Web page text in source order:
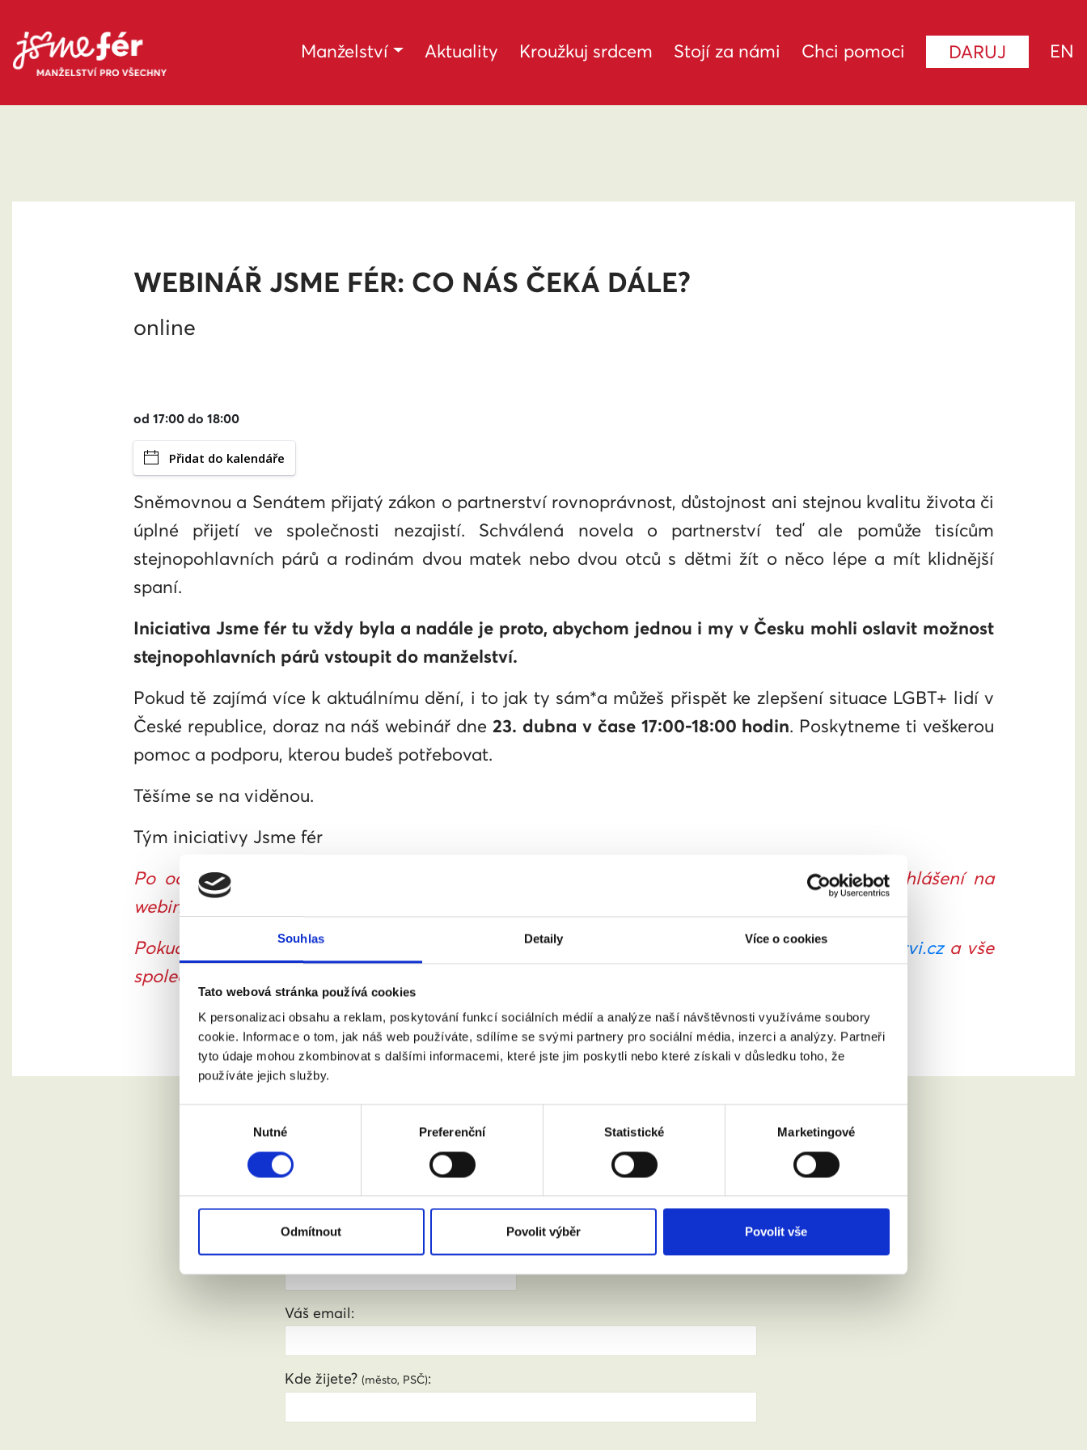
Souhlas Detaily Více o cookies
Tato webová stránka používá cookies
K personalizaci obsahu a reklam, poskytování funkcí sociálních médií a analýze naší návštěvnosti využíváme soubory
cookie. Informace o tom, jak náš web používáte, sdílíme se svými partnery pro sociální média, inzerci a analýzy. Partneři
tyto údaje mohou zkombinovat s dalšími informacemi, které jste jim poskytli nebo které získali v důsledku toho, že
používáte jejich služby.
Nutné Preferenční Statistické Marketingové
Odmítnout Povolit výběr Povolit vše
Manželství Aktuality Kroužkuj srdcem Stojí za námi Chci pomoci DARUJ EN
WEBINÁŘ JSME FÉR: CO NÁS ČEKÁ DÁLE?
online
od 17:00 do 18:00
Přidat do kalendáře
Sněmovnou a Senátem přijatý zákon o partnerství rovnoprávnost, důstojnost ani stejnou kvalitu života či
úplné přijetí ve společnosti nezajistí. Schválená novela o partnerství teď ale pomůže tisícům
stejnopohlavních párů a rodinám dvou matek nebo dvou otců s dětmi žít o něco lépe a mít klidnější
spaní.
Iniciativa Jsme fér tu vždy byla a nadále je proto, abychom jednou i my v Česku mohli oslavit možnost
stejnopohlavních párů vstoupit do manželství.
Pokud tě zajímá více k aktuálnímu dění, i to jak ty sám*a můžeš přispět ke zlepšení situace LGBT+ lidí v
České republice, doraz na náš webinář dne23. dubna v čase 17:00-18:00 hodin. Poskytneme ti veškerou
pomoc a podporu, kterou budeš potřebovat.
Těšíme se na viděnou.
Tým iniciativy Jsme fér
Po odeslání registračního formuláře obdržíš do 15 minut potvrzující e-mail s linkem k přihlášení na
webinář. Z
Pokud bys ani za 30 minut potvrzení neobdržel*a, kontaktuj mě na
lenka.sovova@zamanzelstvi.cz a vše
společně vyřešíme.
Chci se zúčastnit.
Váš email:
Kde žijete? (město, PSČ):